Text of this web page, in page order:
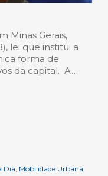
Minas Gerais,
lei que institui a
forma de
da capital. A…
Dia Mobilidade Urbana